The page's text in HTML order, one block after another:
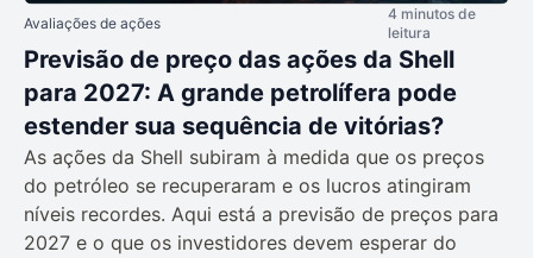
Avaliações de ações
4 minutos de
leitura
Previsão de preço das ações da Shell
para 2027: A grande petrolífera pode
estender sua sequência de vitórias?
As ações da Shell subiram à medida que os preços
do petróleo se recuperaram e os lucros atingiram
níveis recordes. Aqui está a previsão de preços para
2027 e o que os investidores devem esperar do